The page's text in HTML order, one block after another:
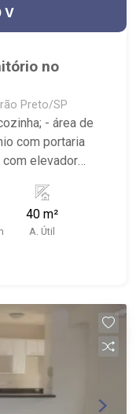
V
no
Preto/SP
- área de
com elevador
40 m²
A. Útil